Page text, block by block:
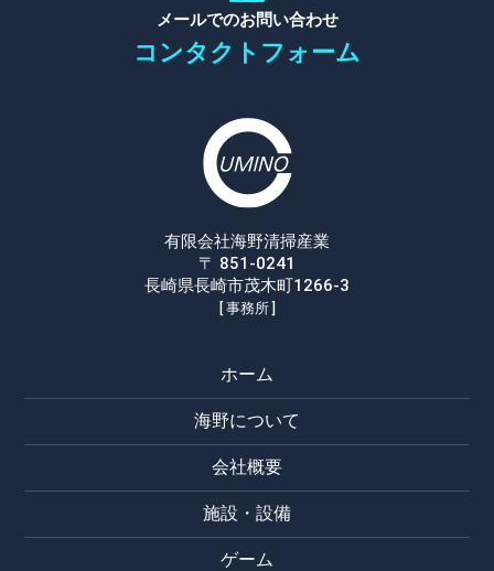
メールでのお問い合わせ
コンタクトフォーム
有限会社海野清掃産業
〒 851-0241
長崎県長崎市茂木町1266-3
[ 事務所 ]
ホーム
海野について
会社概要
施設・設備
ゲーム